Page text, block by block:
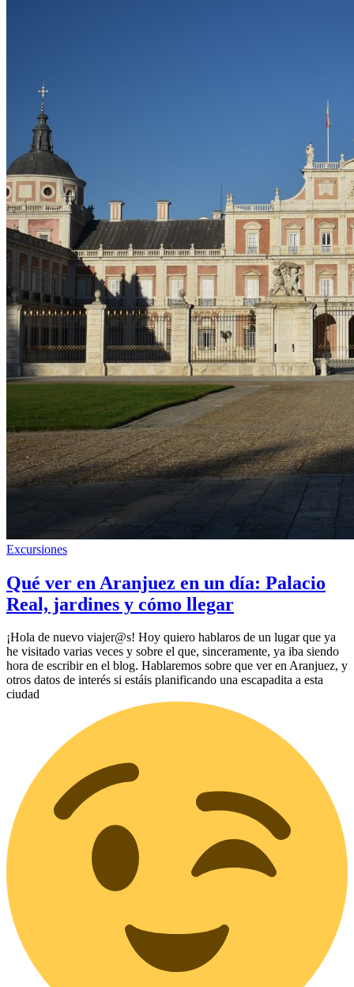
Excursiones
Qué ver en Aranjuez en un día: Palacio
Real, jardines y cómo llegar
¡Hola de nuevo viajer@s! Hoy quiero hablaros de un lugar que ya
he visitado varias veces y sobre el que, sinceramente, ya iba siendo
hora de escribir en el blog. Hablaremos sobre que ver en Aranjuez, y
otros datos de interés si estáis planificando una escapadita a esta
ciudad